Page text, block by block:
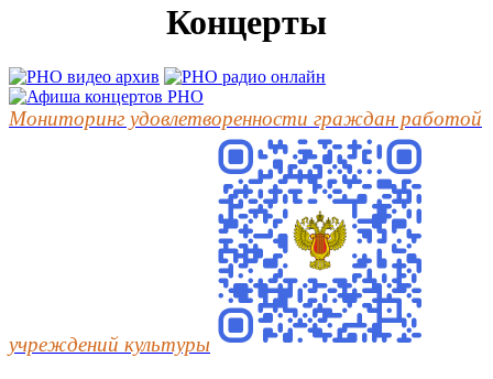
Концерты
Мониторинг удовлетворенности граждан работой
учреждений культуры